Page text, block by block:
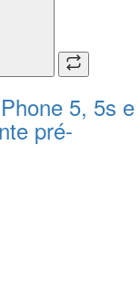
5, 5s e
pré-